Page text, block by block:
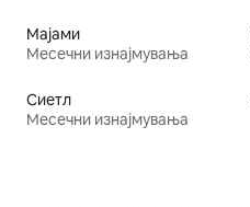
Мајами
Месечни изнајмувања
Сиетл
Месечни изнајмувања